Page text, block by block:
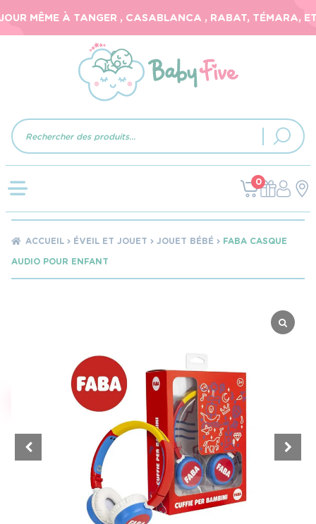
MÊME À TANGER , CASABLANCA , RABAT, TÉMARA, ET
Recherche
de
produits
0
ACCUEIL ÉVEIL ET JOUET JOUET BÉBÉ
FABA CASQUE
AUDIO POUR ENFANT